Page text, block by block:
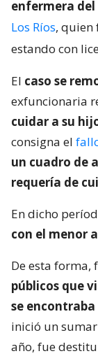
enfermera
Los Ríos, quien
estando con
El caso se
exfuncionaria
cuidar a su
consigna el
un cuadro de
requería de
En dicho
con el menor
De esta forma,
públicos que
se
inició un
año, fue